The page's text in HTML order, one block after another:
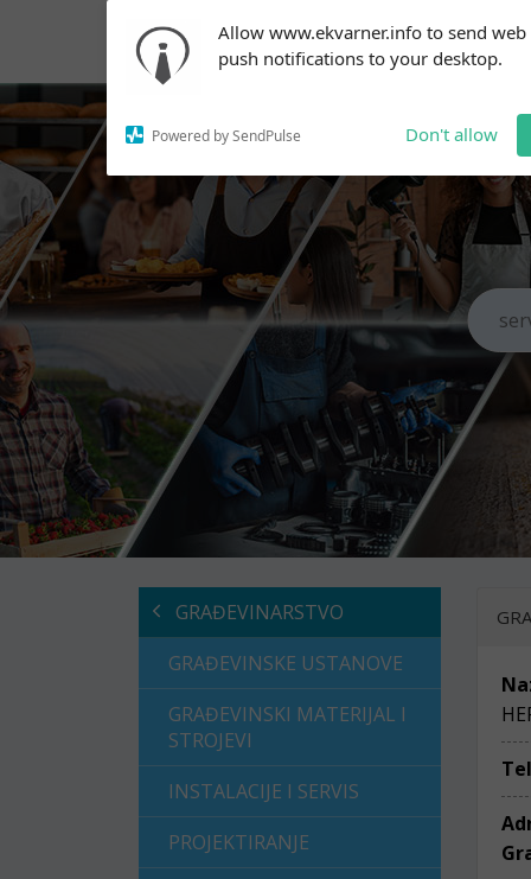
Allow www.ekvarner.info to send web
push notifications to your desktop.
Powered by SendPulse Don't allow
notifications!
To enable permission prompts, click
on the notification icon
GRAĐEVINARSTVO
GRAĐEVINSKE USTANOVE
GRAĐEVINSKI MATERIJAL I
STROJEVI
INSTALACIJE I SERVIS
PROJEKTIRANJE